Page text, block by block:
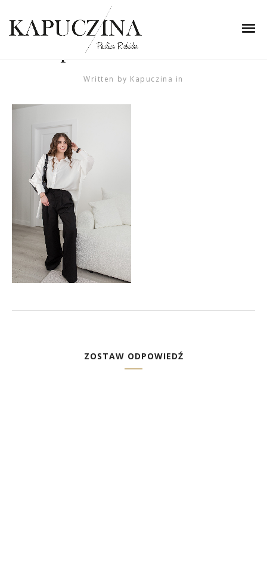
20 marca 2023
poniedzialek-szafa-
kapsulowa-naree-2-2
Written by Kapuczina in
ZOSTAW ODPOWIEDŹ